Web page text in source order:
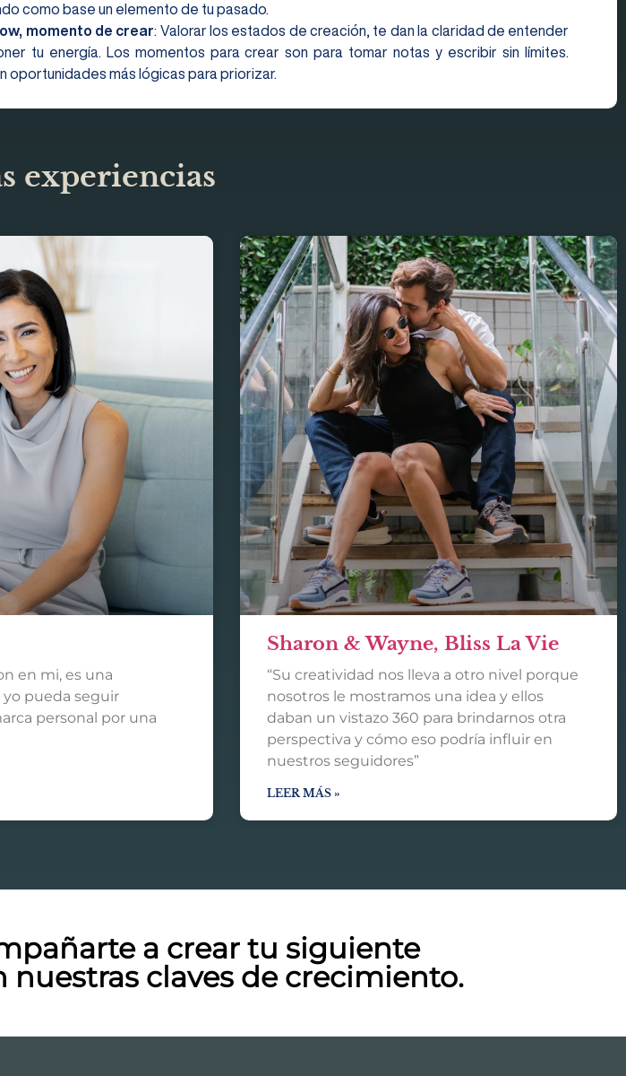
como base un elemento de tu pasado.
momento de crear: Valorar los estados de creación, te dan la claridad de entender
tu energía. Los momentos para crear son para tomar notas y escribir sin límites.
oportunidades más lógicas para priorizar.
experiencias
en mi, es una
yo pueda seguir
personal por una
Sharon & Wayne, Bliss La Vie
“Su creatividad nos lleva a otro nivel porque
nosotros le mostramos una idea y ellos
daban un vistazo 360 para brindarnos otra
perspectiva y cómo eso podría influir en
nuestros seguidores”
LEER MÁS »
a crear tu siguiente
claves de crecimiento.